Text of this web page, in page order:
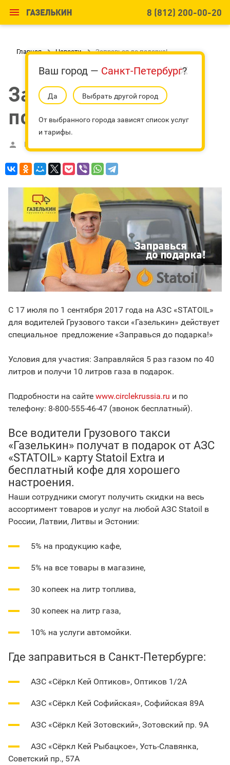
 8 (812) 200-00-20
Главная  Новости  Заправься до подарка!
Заправься до
подарка!
 Ирина Фролова
С 17 июля по 1 сентября 2017 года на АЗС «STATOIL»
для водителей Грузового такси «Газелькин» действует
специальное предложение «Заправься до подарка!»
Условия для участия: Заправляйся 5 раз газом по 40
литров и получи 10 литров газа в подарок.
Подробности на сайте www.circlekrussia.ru и по
телефону: 8-800-555-46-47 (звонок бесплатный).
Все водители Грузового такси
«Газелькин» получат в подарок от АЗС
«STATOIL» карту Statoil Extra и
бесплатный кофе для хорошего
настроения.
Наши сотрудники смогут получить скидки на весь
ассортимент товаров и услуг на любой АЗС Statoil в
России, Латвии, Литвы и Эстонии:
5% на продукцию кафе,
5% на все товары в магазине,
30 копеек на литр топлива,
30 копеек на литр газа,
10% на услуги автомойки.
Где заправиться в Санкт-Петербурге:
АЗС «Сёркл Кей Оптиков», Оптиков 1/2А
АЗС «Сёркл Кей Софийская», Софийская 89А
АЗС «Сёркл Кей Зотовский», Зотовский пр. 9А
АЗС «Сёркл Кей Рыбацкое», Усть-Славянка,
Советский пр., 57А
Ваш город — Санкт-Петербург?
Да Выбрать другой город
От выбранного города зависят список услуг
и тарифы.